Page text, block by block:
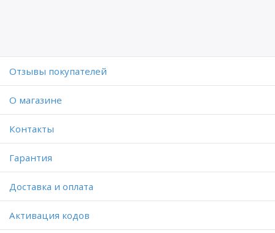
Отзывы покупателей
O магазине
Контакты
Гарантия
Доставка и оплата
Активация кодов